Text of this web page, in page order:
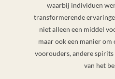
waarbij individuen
transformerende
niet alleen een middel
maar ook een manier
voorouders, andere
van het